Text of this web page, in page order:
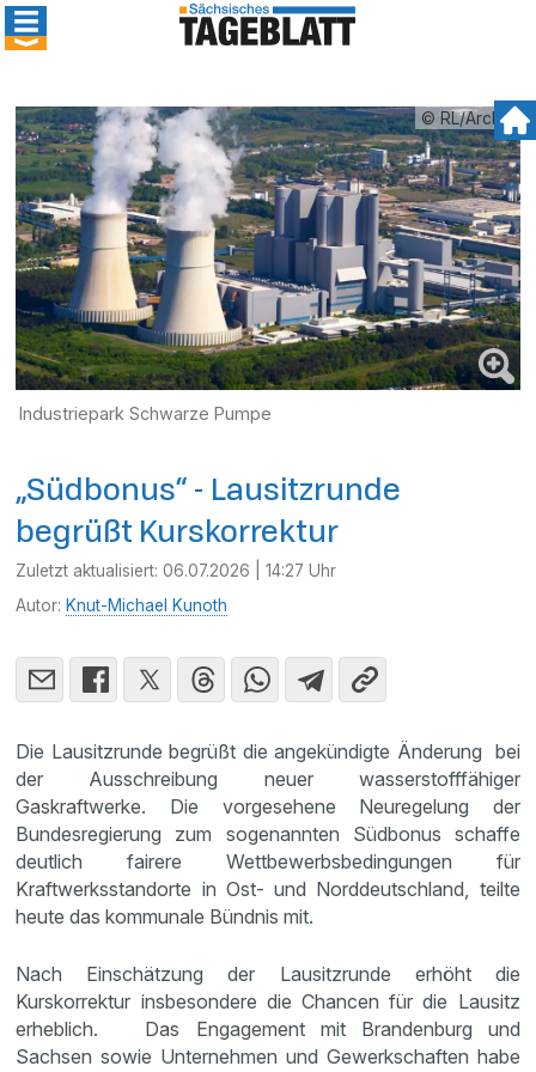
© RL/Archiv
Industriepark Schwarze Pumpe
„Südbonus“ - Lausitzrunde
begrüßt Kurskorrektur
Zuletzt aktualisiert:06.07.2026 | 14:27 Uhr
Autor: Knut-Michael Kunoth
Die Lausitzrunde begrüßt die angekündigte Änderung bei
der Ausschreibung neuer wasserstofffähiger
Gaskraftwerke. Die vorgesehene Neuregelung der
Bundesregierung zum sogenannten Südbonus schaffe
deutlich fairere Wettbewerbsbedingungen für
Kraftwerksstandorte in Ost- und Norddeutschland, teilte
heute das kommunale Bündnis mit.
Nach Einschätzung der Lausitzrunde erhöht die
Kurskorrektur insbesondere die Chancen für die Lausitz
erheblich. Das Engagement mit Brandenburg und
Sachsen sowie Unternehmen und Gewerkschaften habe